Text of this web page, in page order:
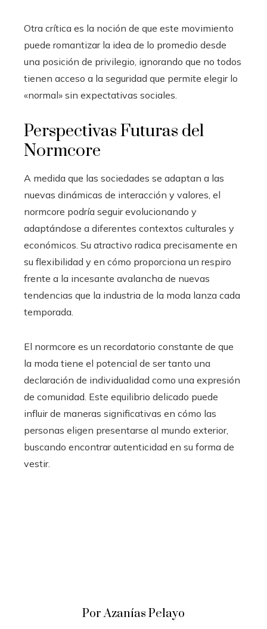
Otra crítica es la noción de que este movimiento
puede romantizar la idea de lo promedio desde
una posición de privilegio, ignorando que no todos
tienen acceso a la seguridad que permite elegir lo
«normal» sin expectativas sociales.
Perspectivas Futuras del
Normcore
A medida que las sociedades se adaptan a las
nuevas dinámicas de interacción y valores, el
normcore podría seguir evolucionando y
adaptándose a diferentes contextos culturales y
económicos. Su atractivo radica precisamente en
su flexibilidad y en cómo proporciona un respiro
frente a la incesante avalancha de nuevas
tendencias que la industria de la moda lanza cada
temporada.
El normcore es un recordatorio constante de que
la moda tiene el potencial de ser tanto una
declaración de individualidad como una expresión
de comunidad. Este equilibrio delicado puede
influir de maneras significativas en cómo las
personas eligen presentarse al mundo exterior,
buscando encontrar autenticidad en su forma de
vestir.
Por Azanías Pelayo